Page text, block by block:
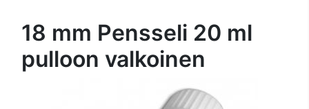
18 mm Pensseli 20 ml
pulloon valkoinen